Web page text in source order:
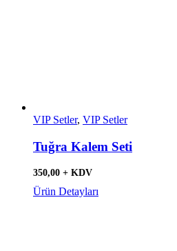
VIP Setler, VIP Setler
Tuğra Kalem Seti
350,00 + KDV
Ürün Detayları